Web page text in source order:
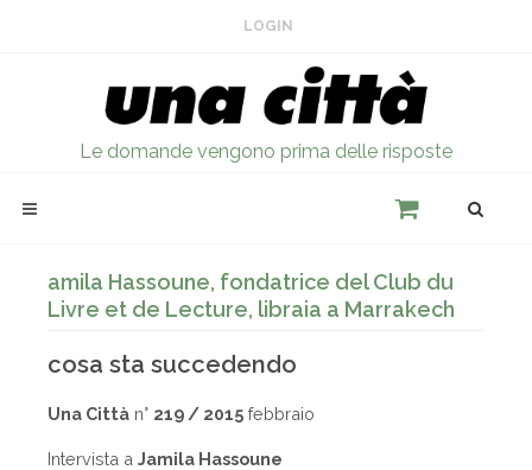
LOGIN
Le domande vengono prima delle risposte
amila Hassoune, fondatrice del Club du
Livre et de Lecture, libraia a Marrakech
cosa sta succedendo
Una Città n° 219 / 2015 febbraio
Intervista a Jamila Hassoune